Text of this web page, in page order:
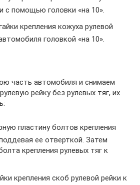
с помощью головки «на 10».
крепления кожуха рулевой
головкой «на 10».
часть автомобиля и снимаем
рейку без рулевых тяг, их
пластину болтов крепления
ее отверткой. Затем
крепления рулевых тяг к
крепления скоб рулевой рейки к